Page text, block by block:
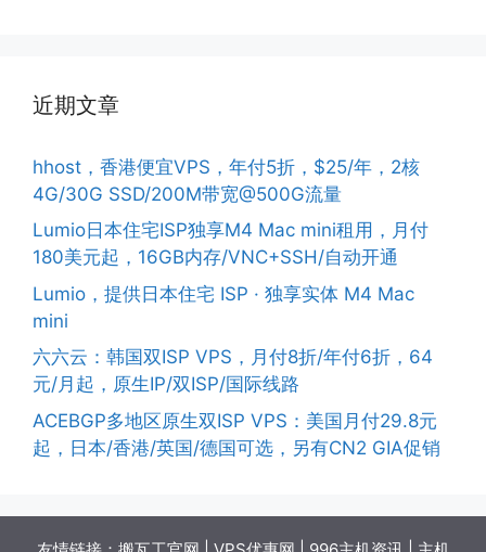
近期文章
hhost，香港便宜VPS，年付5折，$25/年，2核
4G/30G SSD/200M带宽@500G流量
Lumio日本住宅ISP独享M4 Mac mini租用，月付
180美元起，16GB内存/VNC+SSH/自动开通
Lumio，提供日本住宅 ISP · 独享实体 M4 Mac
mini
六六云：韩国双ISP VPS，月付8折/年付6折，64
元/月起，原生IP/双ISP/国际线路
ACEBGP多地区原生双ISP VPS：美国月付29.8元
起，日本/香港/英国/德国可选，另有CN2 GIA促销